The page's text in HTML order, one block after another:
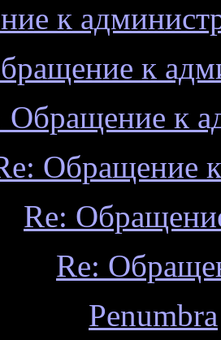
к
к
Обращение к
Обращение
Re:
Re:
Penumbra